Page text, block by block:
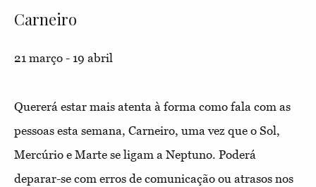
Carneiro
21 março - 19 abril
Quererá estar mais atenta à forma como fala com as
pessoas esta semana, Carneiro, uma vez que o Sol,
Mercúrio e Marte se ligam a Neptuno. Poderá
deparar-se com erros de comunicação ou atrasos nos